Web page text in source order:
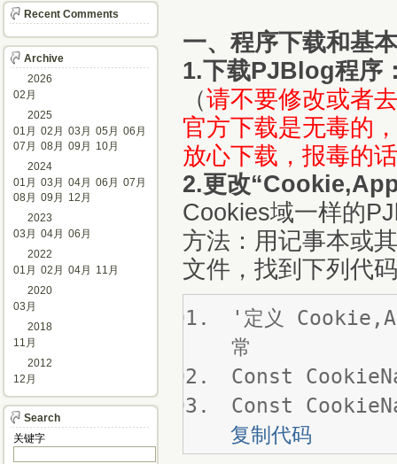
一、程序下载和基
1.下载PJBlog程序
（请不要修改或者
官方下载是无毒的
放心下载，报毒的
2.更改
Cookies域一样的
方法：用记事本或
文件，找到下列代
'定义
常
Const
Const
复制代码
Recent Comments
Archive
2026
02月
2025
01月 02月 03月 05月 06月
07月 08月 09月
10月
2024
01月 03月 04月 06月 07月
08月 09月
12月
2023
03月 04月 06月
2022
01月 02月 04月
11月
2020
03月
2018
11月
2012
12月
Search
关键字